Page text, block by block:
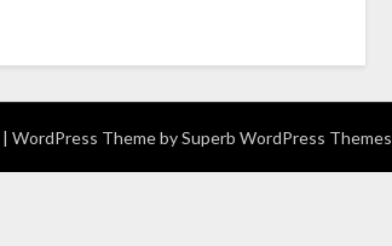
| WordPress Theme bySuperb WordPress Themes